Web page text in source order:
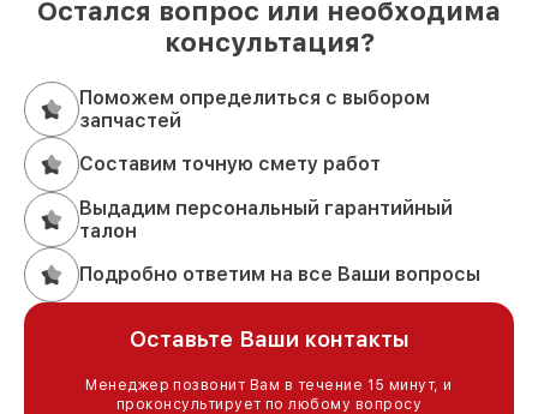
Остался вопрос или необходима
консультация?
Поможем определиться с выбором
запчастей
Составим точную смету работ
Выдадим персональный гарантийный
талон
Подробно ответим на все Ваши вопросы
Оставьте Ваши контакты
Менеджер позвонит Вам в течение 15 минут, и
проконсультирует по любому вопросу